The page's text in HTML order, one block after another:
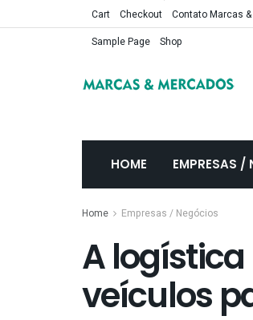
Cart Checkout Contato Marcas
Sample Page
Shop
HOME EMPRESAS /
Home Empresas / Negócios
A
veículos